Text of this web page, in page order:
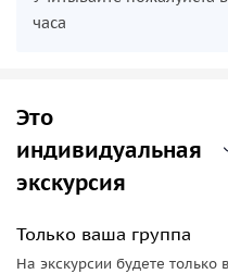
часа
Это
индивидуальная
экскурсия
Только ваша группа
На экскурсии будете